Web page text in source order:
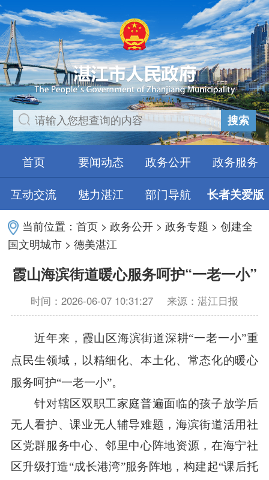
搜索
首页 要闻动态 政务公开
政务服务
互动交流
魅力湛江 部门导航 长者关爱版
当前位置：首页 >政务公开 >政务专题 >创建全
国文明城市 >德美湛江
霞山海滨街道暖心服务呵护“一老一小”
时间：2026-06-07 10:31:27 来源：湛江日报
近年来，霞山区海滨街道深耕“一老一小”重
点民生领域，以精细化、本土化、常态化的暖心
服务呵护“一老一小”。
针对辖区双职工家庭普遍面临的孩子放学后
无人看护、课业无人辅导难题，海滨街道活用社
区党群服务中心、邻里中心阵地资源，在海宁社
区升级打造“成长港湾”服务阵地，构建起“课后托